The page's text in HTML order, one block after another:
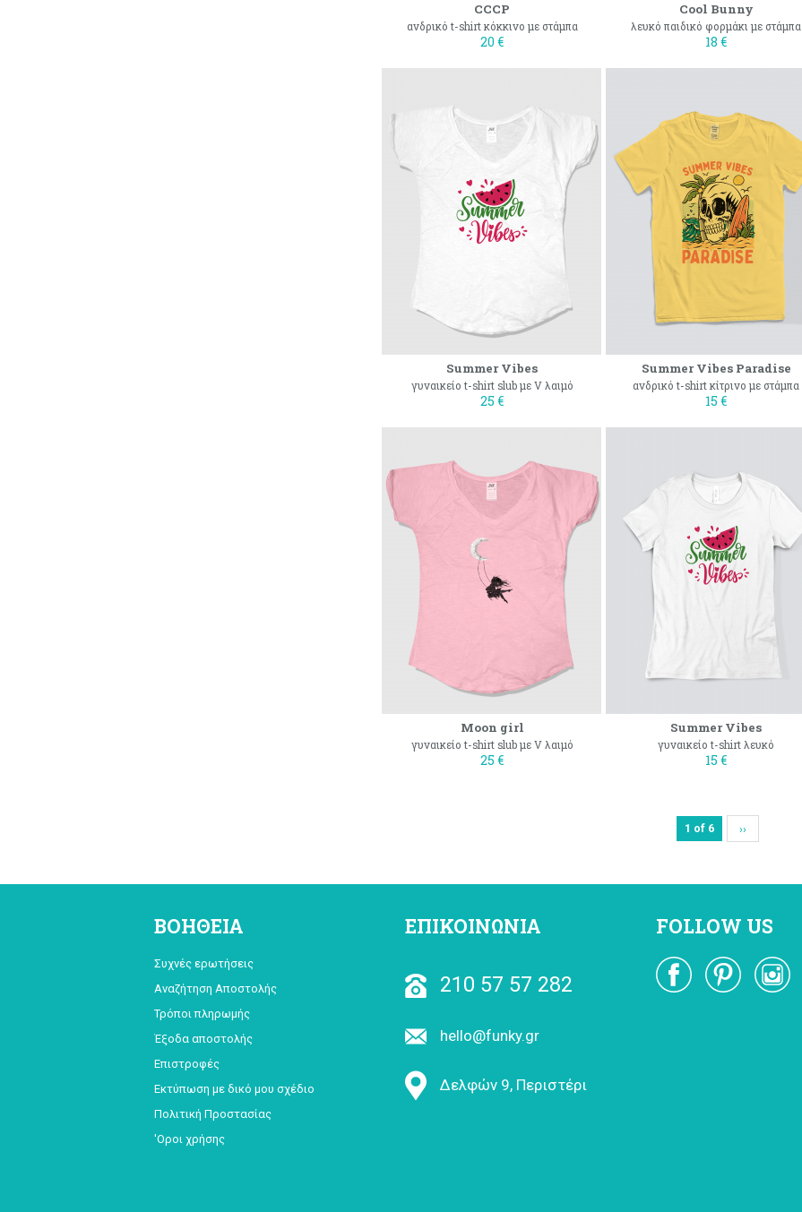
CCCP
ανδρικό t-shirt κόκκινο με στάμπα
20 €
Cool Bunny
λευκό παιδικό φορμάκι με στάμπα
18 €
Summer Vibes
γυναικείο t-shirt slub με V λαιμό
25 €
Summer Vibes Paradise
ανδρικό t-shirt κίτρινο με στάμπα
15 €
Moon girl
γυναικείο t-shirt slub με V λαιμό
25 €
Summer Vibes
γυναικείο t-shirt λευκό
15 €
1 of 6 ››
ΒΟΗΘΕΙΑ
Συχνές ερωτήσεις
Αναζήτηση Αποστολής
Τρόποι πληρωμής
Έξοδα αποστολής
Επιστροφές
Εκτύπωση με δικό μου σχέδιο
Πολιτική Προστασίας
'Οροι χρήσης
ΕΠΙΚΟΙΝΩΝΙΑ
210 57 57 282
hello@funky.gr
Δελφών 9, Περιστέρι
FOLLOW US